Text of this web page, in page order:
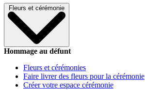
Fleurs et cérémonie
Hommage au défunt
Fleurs et cérémonies
Faire livrer des fleurs pour la cérémonie
Créer votre espace cérémonie